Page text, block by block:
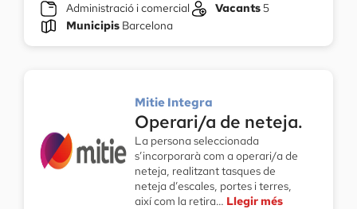
Administració i comercial Vacants5
MunicipisBarcelona
Mitie Integra
Operari/a de neteja.
La persona seleccionada
s’incorporarà com a operari/a de
neteja, realitzant tasques de
neteja d’escales, portes i terres,
així com la retira… Llegir més